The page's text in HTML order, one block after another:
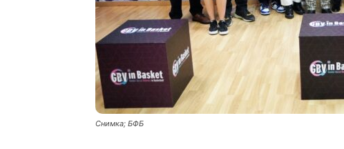
Снимка; БФБ